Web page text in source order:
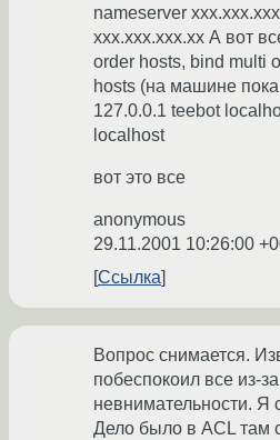
nameserver
ххх.ххх.ххх.хх А вот
order hosts, bind multi
hosts (на машине пока
127.0.0.1 teebot
localhost
вот это все
anonymous
29.11.2001 10:26:00
Ссылка
Вопрос снимается.
побеспокоил все из-
невнимательности. Я
Дело было в ACL там